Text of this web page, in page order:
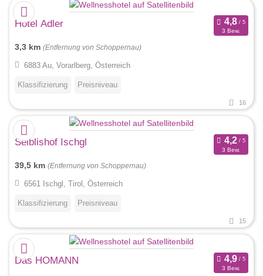
Hotel Adler
3 Bew.
3,3 km (Entfernung von Schoppernau)
6883 Au, Vorarlberg, Österreich
Klassifizierung Preisniveau
16
Seiblishof Ischgl
3 Bew.
39,5 km (Entfernung von Schoppernau)
6561 Ischgl, Tirol, Österreich
Klassifizierung Preisniveau
15
Das HOMANN
3 Bew.